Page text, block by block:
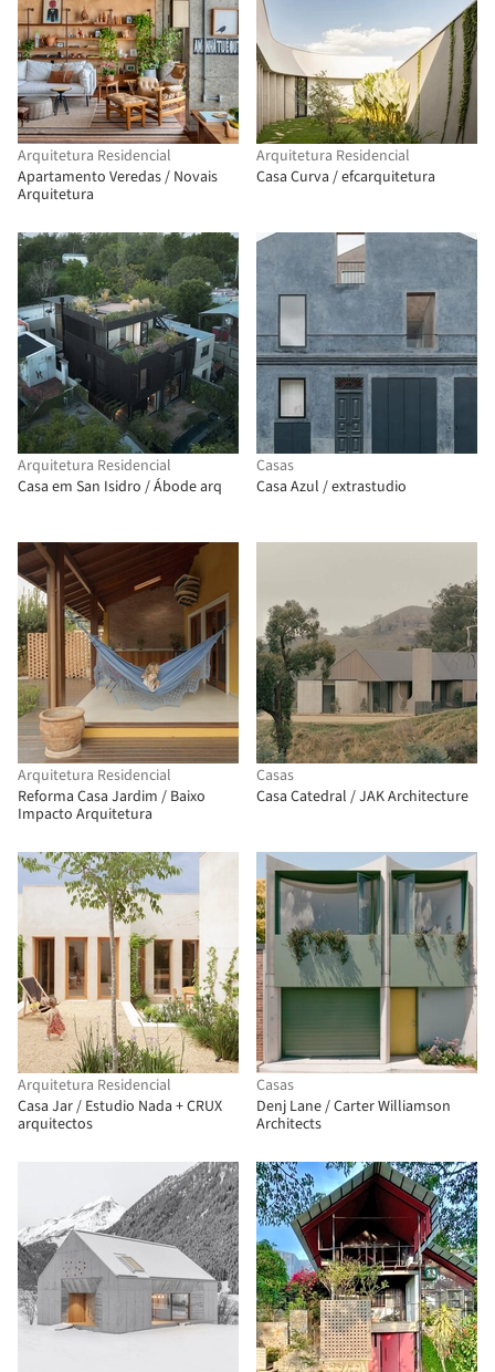
Arquitetura Residencial
Apartamento Veredas / Novais
Arquitetura
Arquitetura Residencial
Casa Curva / efcarquitetura
Arquitetura Residencial
Casa em San Isidro / Ábode arq
Casas
Casa Azul / extrastudio
Arquitetura Residencial
Reforma Casa Jardim / Baixo
Impacto Arquitetura
Casas
Casa Catedral / JAK Architecture
Arquitetura Residencial
Casa Jar / Estudio Nada + CRUX
arquitectos
Casas
Denj Lane / Carter Williamson
Architects